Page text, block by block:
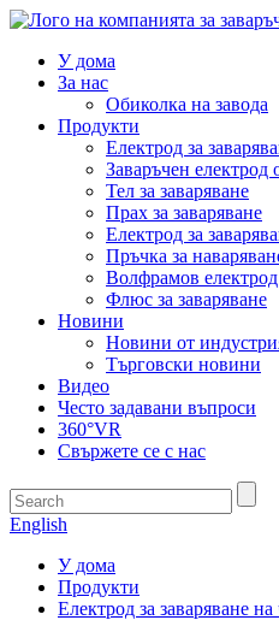
У дома
За нас
Обиколка на завода
Продукти
Електрод за
Заваръчен електрод
Тел за заваряване
Прах за заваряване
Електрод за
Пръчка за
Волфрамов електрод
Флюс за заваряване
Новини
Новини от
Търговски новини
Видео
Често задавани въпроси
360°VR
Свържете се с нас
English
У дома
Продукти
Електрод за заваряване на